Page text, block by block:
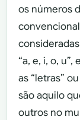
os números
“a, e, i, o,
as “letras”
são aquilo
outros no